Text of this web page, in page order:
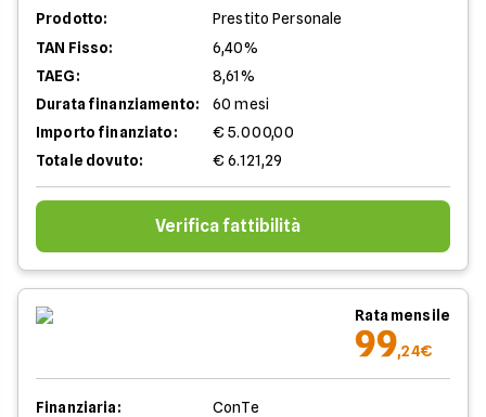
Prodotto:
Prestito Personale
TAN Fisso:
6,40%
TAEG:
8,61%
Durata finanziamento:
60 mesi
Importo finanziato:
€ 5.000,00
Totale dovuto:
€ 6.121,29
Verifica fattibilità
Rata mensile
99,24€
Finanziaria:
ConTe